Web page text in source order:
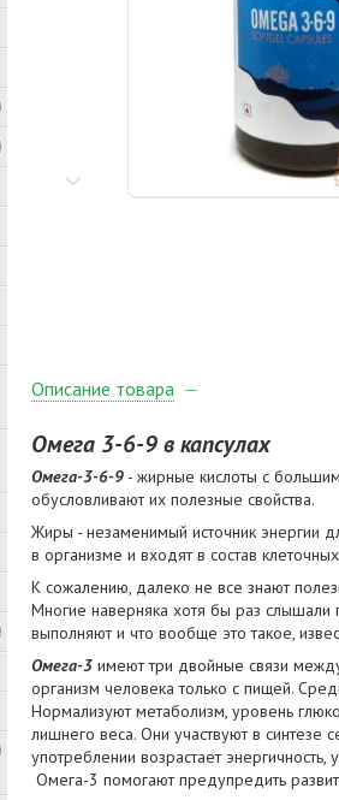
Описание товара
Омега 3-6-9 в капсулах
Омега-3-6-9 - жирные кислоты с
обусловливают их полезные свойства.
Жиры - незаменимый источник энергии
в организме и входят в состав
К сожалению, далеко не все знают
Многие наверняка хотя бы раз
выполняют и что вообще это такое,
Омега-3 имеют три двойные связи
организм человека только с пищей.
Нормализуют метаболизм, уровень
лишнего веса. Они участвуют в
употреблении возрастает
Омега-3 помогают предупредить